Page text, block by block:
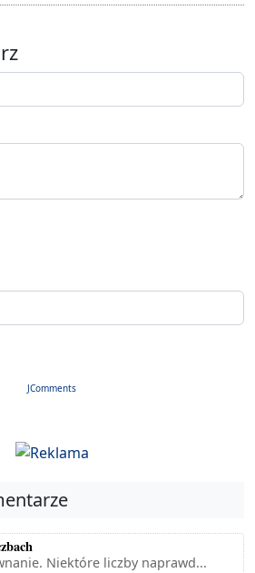
JComments
Niektóre liczby naprawd...